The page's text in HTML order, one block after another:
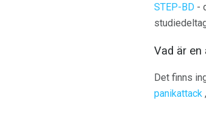
STEP-BD -
Vad är en
Det finns
panikattack